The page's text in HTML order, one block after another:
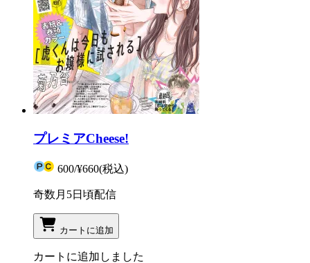
プレミアCheese!
600/¥660(税込)
奇数月5日頃配信
カートに追加
カートに追加しました